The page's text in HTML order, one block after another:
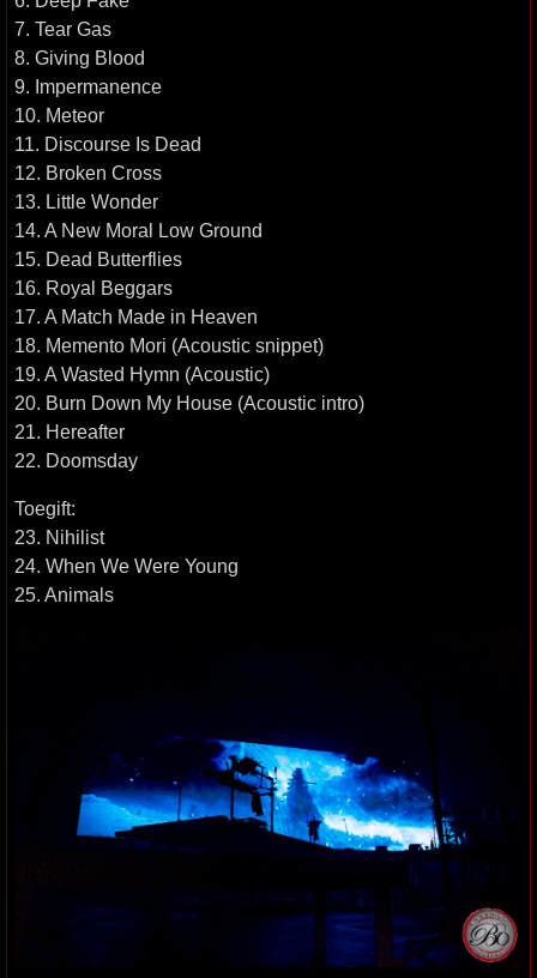
7. Tear Gas
8. Giving Blood
9. Impermanence
10. Meteor
11. Discourse Is Dead
12. Broken Cross
13. Little Wonder
14. A New Moral Low Ground
15. Dead Butterflies
16. Royal Beggars
17. A Match Made in Heaven
18. Memento Mori (Acoustic snippet)
19. A Wasted Hymn (Acoustic)
20. Burn Down My House (Acoustic intro)
21. Hereafter
22. Doomsday
Toegift:
23. Nihilist
24. When We Were Young
25. Animals